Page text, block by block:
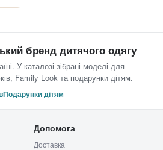
бренд дитячого одягу
У каталозі зібрані моделі для
Family Look та подарунки дітям.
Подарунки дітям
Допомога
Доставка